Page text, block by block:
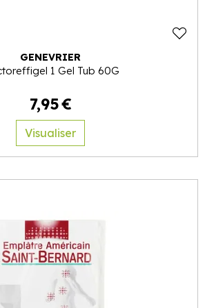
GENEVRIER
1 Gel Tub 60G
7,95€
Visualiser